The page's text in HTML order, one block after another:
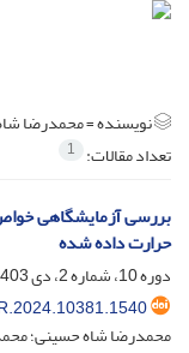
نویسنده =محمدرضا
تعداد مقالات: 1
بررسی آزمایشگاهی
حرارت داده شده
دوره 10، شماره 2، دی 1403، صفحه
محمدرضا شاه حسینی؛